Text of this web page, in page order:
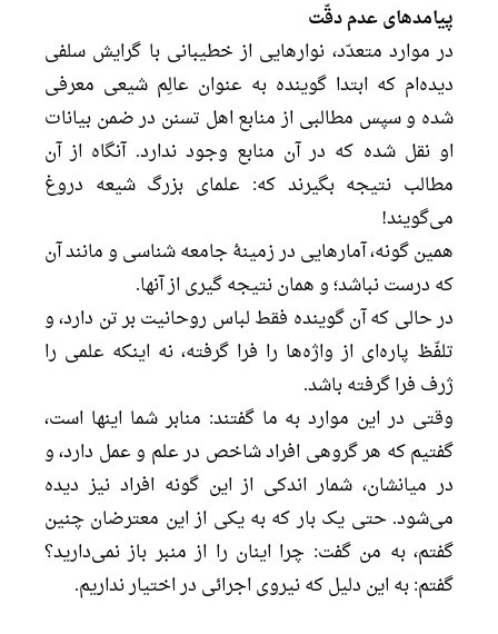
پیامدهای عدم دقّت
در موارد متعدّد، نوارهایی از خطیبانی با گرایش سلفی
دیده‌ام که ابتدا گوینده به عنوان عالِم شیعی معرفی
شده و سپس مطالبی از منابع اهل تسنن در ضمن بیانات
او نقل شده که در آن منابع وجود ندارد. آنگاه از آن
مطالب نتیجه بگیرند که: علمای بزرگ شیعه دروغ
می‌گویند!
همین گونه، آمارهایی در زمینۀ جامعه شناسی و مانند آن
که درست نباشد؛ و همان نتیجه گیری از آنها.
در حالی که آن گوینده فقط لباس روحانیت بر تن دارد، و
تلفّظ پاره‌ای از واژه‌ها را فرا گرفته، نه اینکه علمی را
ژرف فرا گرفته باشد.
وقتی در این موارد به ما گفتند: منابر شما اینها است،
گفتیم که هر گروهی افراد شاخص در علم و عمل دارد، و
در میانشان، شمار اندکی از این گونه افراد نیز دیده
می‌شود. حتی یک بار که به یکی از این معترضان چنین
گفتم، به من گفت: چرا اینان را از منبر باز نمی‌دارید؟
گفتم: به این دلیل که نیروی اجرائی در اختیار نداریم.